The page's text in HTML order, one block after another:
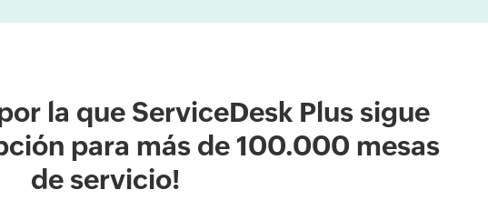
la que ServiceDesk Plus sigue
para más de 100.000 mesas
de servicio!